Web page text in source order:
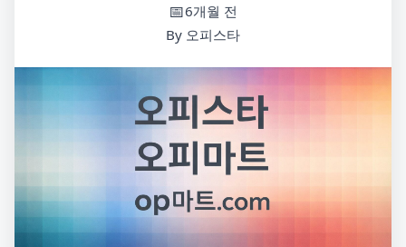
6개월 전
By 오피스타